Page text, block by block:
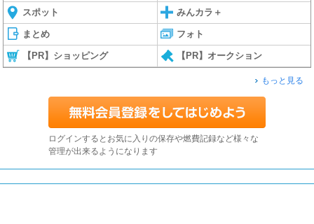
スポット みんカラ＋
まとめ フォト
【PR】ショッピング 【PR】オークション
もっと見る
ログインするとお気に入りの保存や燃費記録など様々な
管理が出来るようになります